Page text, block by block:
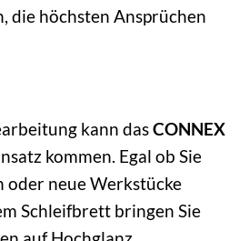
die höchsten Ansprüchen
kann dasCONNEX
kommen. Egal ob Sie
neue Werkstücke
Schleifbrett bringen Sie